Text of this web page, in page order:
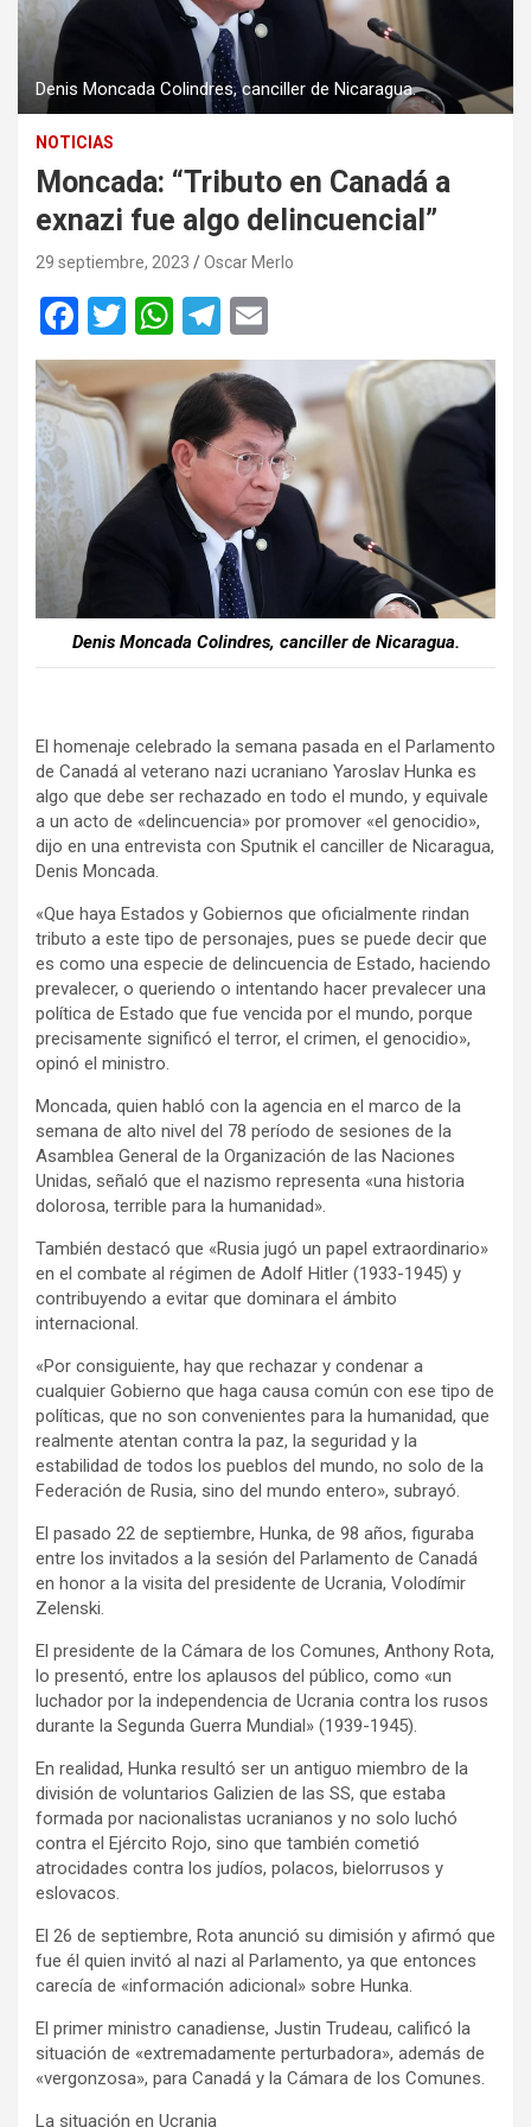
Denis Moncada Colindres, canciller de Nicaragua.
NOTICIAS
Moncada: “Tributo en Canadá a
exnazi fue algo delincuencial”
29 septiembre, 2023 Oscar Merlo
F
a
ce
b
o
o
k
T
wi
tt
er
W
h
at
s
A
p
p
T
el
e
gr
a
m
m
ail
Denis Moncada Colindres, canciller de Nicaragua.
El homenaje celebrado la semana pasada en el Parlamento
de Canadá al veterano nazi ucraniano Yaroslav Hunka es
algo que debe ser rechazado en todo el mundo, y equivale
a un acto de «delincuencia» por promover «el genocidio»,
dijo en una entrevista con Sputnik el canciller de Nicaragua,
Denis Moncada.
«Que haya Estados y Gobiernos que oficialmente rindan
tributo a este tipo de personajes, pues se puede decir que
es como una especie de delincuencia de Estado, haciendo
prevalecer, o queriendo o intentando hacer prevalecer una
política de Estado que fue vencida por el mundo, porque
precisamente significó el terror, el crimen, el genocidio»,
opinó el ministro.
Moncada, quien habló con la agencia en el marco de la
semana de alto nivel del 78 período de sesiones de la
Asamblea General de la Organización de las Naciones
Unidas, señaló que el nazismo representa «una historia
dolorosa, terrible para la humanidad».
También destacó que «Rusia jugó un papel extraordinario»
en el combate al régimen de Adolf Hitler (1933-1945) y
contribuyendo a evitar que dominara el ámbito
internacional.
«Por consiguiente, hay que rechazar y condenar a
cualquier Gobierno que haga causa común con ese tipo de
políticas, que no son convenientes para la humanidad, que
realmente atentan contra la paz, la seguridad y la
estabilidad de todos los pueblos del mundo, no solo de la
Federación de Rusia, sino del mundo entero», subrayó.
El pasado 22 de septiembre, Hunka, de 98 años, figuraba
entre los invitados a la sesión del Parlamento de Canadá
en honor a la visita del presidente de Ucrania, Volodímir
Zelenski.
El presidente de la Cámara de los Comunes, Anthony Rota,
lo presentó, entre los aplausos del público, como «un
luchador por la independencia de Ucrania contra los rusos
durante la Segunda Guerra Mundial» (1939-1945).
En realidad, Hunka resultó ser un antiguo miembro de la
división de voluntarios Galizien de las SS, que estaba
formada por nacionalistas ucranianos y no solo luchó
contra el Ejército Rojo, sino que también cometió
atrocidades contra los judíos, polacos, bielorrusos y
eslovacos.
El 26 de septiembre, Rota anunció su dimisión y afirmó que
fue él quien invitó al nazi al Parlamento, ya que entonces
carecía de «información adicional» sobre Hunka.
El primer ministro canadiense, Justin Trudeau, calificó la
situación de «extremadamente perturbadora», además de
«vergonzosa», para Canadá y la Cámara de los Comunes.
La situación en Ucrania